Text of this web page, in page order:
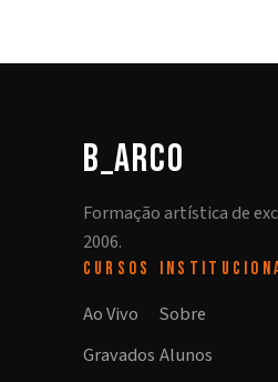
b_arco
Formação artística de
2006.
CURSOS
Ao Vivo
Gravados
Sobre
Alunos